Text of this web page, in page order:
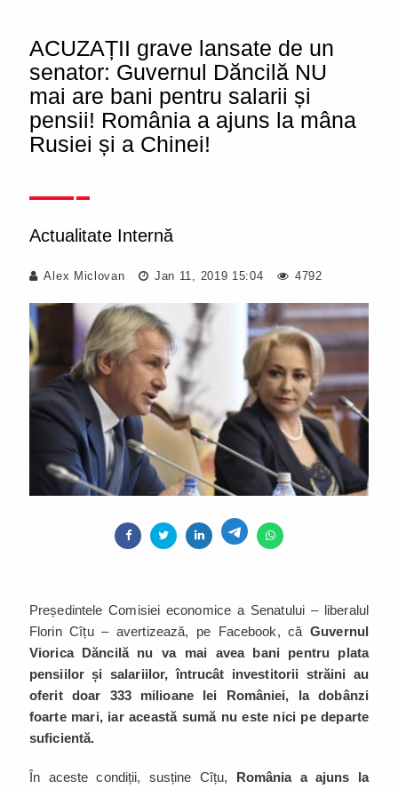
ACUZAȚII grave lansate de un
senator: Guvernul Dăncilă NU
mai are bani pentru salarii și
pensii! România a ajuns la mâna
Rusiei și a Chinei!
Actualitate Internă
Alex Miclovan Jan 11, 2019 15:04 4792
Președintele Comisiei economice a Senatului – liberalul
Florin Cîțu – avertizează, pe Facebook, căGuvernul
Viorica Dăncilă nu va mai avea bani pentru plata
pensiilor și salariilor, întrucât investitorii străini au
oferit doar 333 milioane lei României, la dobânzi
foarte mari, iar această sumă nu este nici pe departe
suficientă.
În aceste condiții, susține Cîțu, România a ajuns la